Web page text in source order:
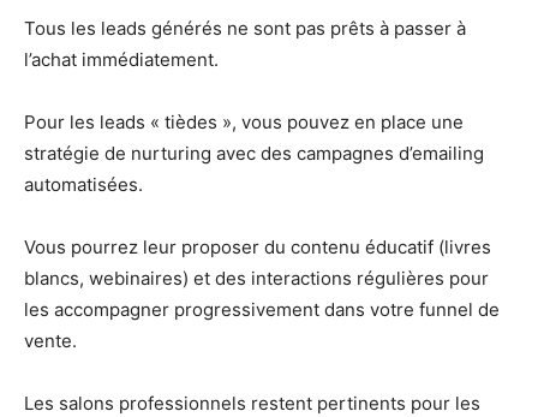
Tous les leads générés ne sont pas prêts à passer à
l’achat immédiatement.
Pour les leads « tièdes », vous pouvez en place une
stratégie de nurturing avec des campagnes d’emailing
automatisées.
Vous pourrez leur proposer du contenu éducatif (livres
blancs, webinaires) et des interactions régulières pour
les accompagner progressivement dans votre funnel de
vente.
Les salons professionnels restent pertinents pour les